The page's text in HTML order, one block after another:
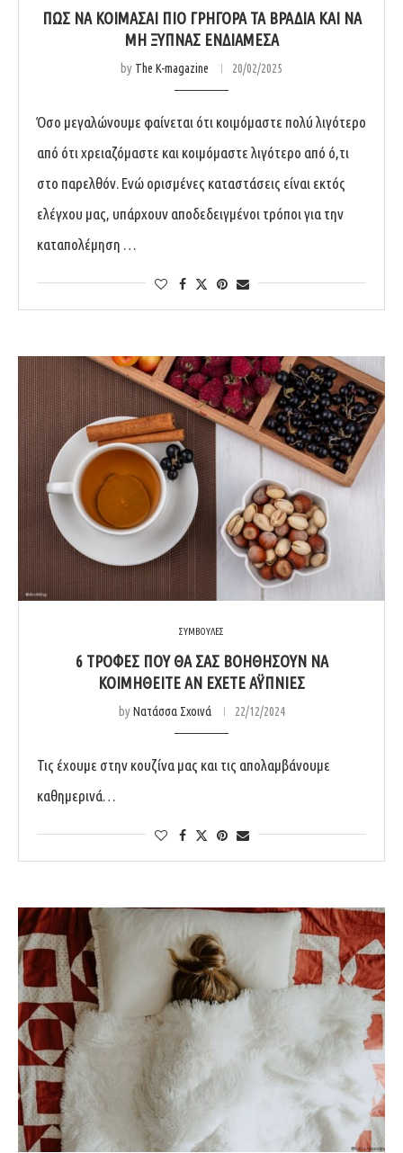
ΠΩΣ ΝΑ ΚΟΙΜΑΣΑΙ ΠΙΟ ΓΡΗΓΟΡΑ ΤΑ ΒΡΑΔΙΑ ΚΑΙ ΝΑ
ΜΗ ΞΥΠΝΑΣ ΕΝΔΙΑΜΕΣΑ
by The K-magazine 20/02/2025
Όσο μεγαλώνουμε φαίνεται ότι κοιμόμαστε πολύ λιγότερο
από ότι χρειαζόμαστε και κοιμόμαστε λιγότερο από ό,τι
στο παρελθόν. Ενώ ορισμένες καταστάσεις είναι εκτός
ελέγχου μας, υπάρχουν αποδεδειγμένοι τρόποι για την
καταπολέμηση …
ΣΥΜΒΟΥΛΕΣ
6 ΤΡΟΦΕΣ ΠΟΥ ΘΑ ΣΑΣ ΒΟΗΘΗΣΟΥΝ ΝΑ
ΚΟΙΜΗΘΕΙΤΕ ΑΝ ΕΧΕΤΕ ΑΫΠΝΙΕΣ
byΝατάσσα Σχοινά 22/12/2024
Τις έχουμε στην κουζίνα μας και τις απολαμβάνουμε
καθημερινά…